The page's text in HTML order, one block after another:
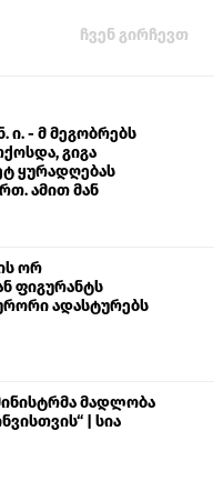
ჩვენ გირჩევთ
ი. - მ მეგობრებს
გიგა
ყურადღებას
ამით მან
ავალიანს“
ორ
ფიგურანტს
ადასტურებს
მადლობა
| სია